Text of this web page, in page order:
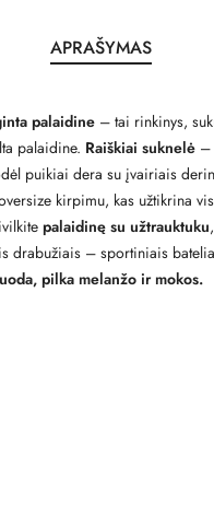
APRAŠYMAS
palaidine – tai rinkinys,
palaidine. Raiškiai suknelė –
puikiai dera su įvairiais
kirpimu, kas
palaidinę su užtrauktuku
– sportiniais
pilka melanžo ir mokos.